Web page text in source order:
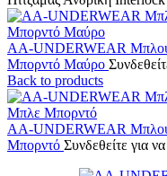
AA-UNDERWEAR
Μπορντό Μαύρο
Back to products
AA-UNDERWEAR
Μπορντό Συνδεθείτε για να